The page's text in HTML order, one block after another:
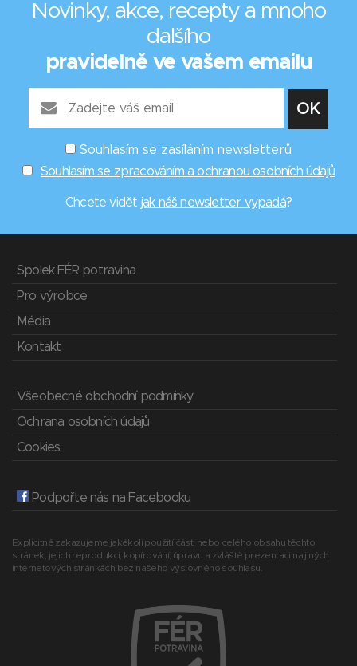
Novinky, akce, recepty a mnoho
dalšího
pravidelně ve vašem emailu
Souhlasím se zasíláním newsletterů
Souhlasím se zpracováním a ochranou osobních údajů
Chcete vidět jak náš newsletter vypadá?
Spolek FÉR potravina
Pro výrobce
Média
Kontakt
Všeobecné obchodní podmínky
Ochrana osobních údajů
Cookies
Podpořte nás na Facebooku
Explicitně zakazujeme jakékoli použití části nebo celého obsahu těchto
stránek, jejich reprodukci, kopírování, úpravu a zvláště prezentaci na jiných
internetových stránkách bez našeho výslovného souhlasu.